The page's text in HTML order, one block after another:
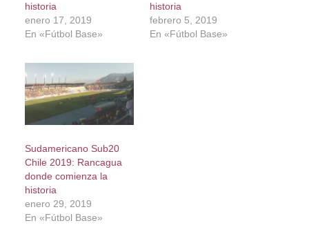
historia
enero 17, 2019
En «Fútbol Base»
historia
febrero 5, 2019
En «Fútbol Base»
Sudamericano Sub20
Chile 2019: Rancagua
donde comienza la
historia
enero 29, 2019
En «Fútbol Base»